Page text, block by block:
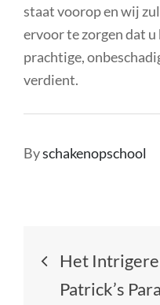
staat voorop en wij
ervoor te zorgen dat
prachtige,
verdient.
Byschakenopschool
Het
Patrick’s